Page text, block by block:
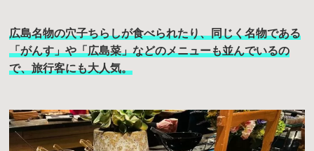
広島名物の穴子ちらしが食べられたり、同じく名物である
「がんす」や「広島菜」などのメニューも並んでいるの
で、旅行客にも大人気。